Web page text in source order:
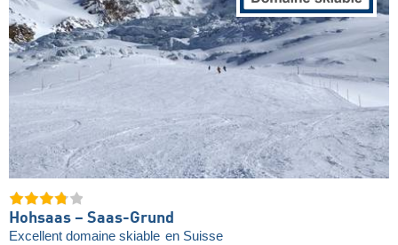
Hohsaas – Saas-Grund
Excellent domaine skiable en Suisse